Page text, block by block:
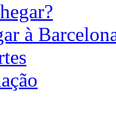
à